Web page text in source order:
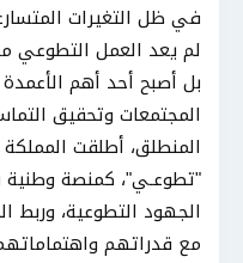
في ظل التغيرات
لم يعد العمل
بل أصبح أحد أهم
المجتمعات وتحقيق
المنطلق، أطلقت
"تطوعـي"، كمنصة
الجهود التطوعية،
مع قدراتهم